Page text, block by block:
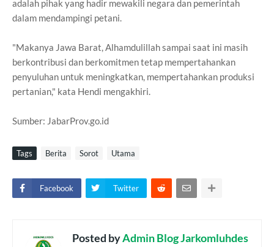
adalah pihak yang hadir mewakili negara dan pemerintah
dalam mendampingi petani.
"Makanya Jawa Barat, Alhamdulillah sampai saat ini masih
berkontribusi dan berkomitmen tetap mempertahankan
penyuluhan untuk meningkatkan, mempertahankan produksi
pertanian," kata Hendi mengakhiri.
Sumber: JabarProv.go.id
Tags Berita Sorot Utama
Facebook Twitter
Posted byAdmin Blog Jarkomluhdes